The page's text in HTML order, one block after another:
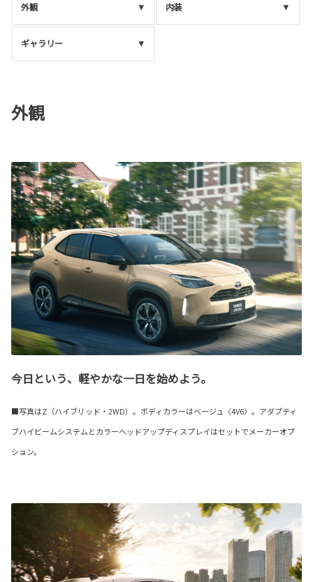
外観 内装
ギャラリー
外観
今日という、軽やかな一日を始めよう。
■写真はZ（ハイブリッド・2WD）。ボディカラーはベージュ〈4V6〉。アダプティ
ブハイビームシステムとカラーヘッドアップディスプレイはセットでメーカーオプ
ション。